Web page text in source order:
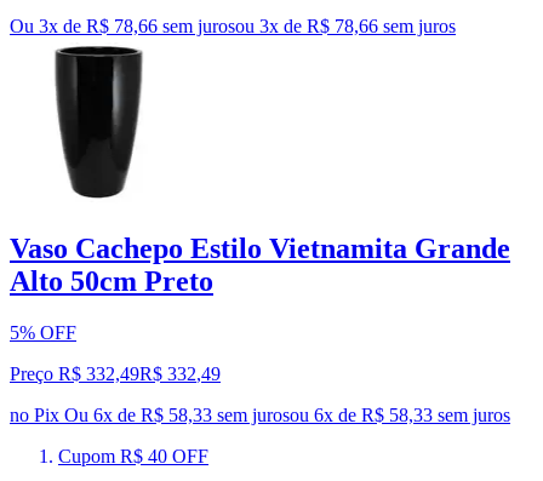
Ou 3x de R$ 78,66 sem jurosou 3x de R$ 78,66 sem juros
Vaso Cachepo Estilo Vietnamita Grande
Alto 50cm Preto
5% OFF
Preço R$ 332,49R$ 332,49
no Pix Ou 6x de R$ 58,33 sem jurosou 6x de R$ 58,33 sem juros
Cupom R$ 40 OFF